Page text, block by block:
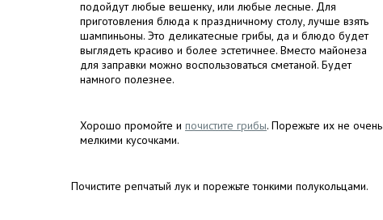
подойдут любые вешенку, или любые лесные. Для
приготовления блюда к праздничному столу, лучше взять
шампиньоны. Это деликатесные грибы, да и блюдо будет
выглядеть красиво и более эстетичнее. Вместо майонеза
для заправки можно воспользоваться сметаной. Будет
намного полезнее.
Хорошо промойте и почистите грибы. Порежьте их не очень
мелкими кусочками.
Почистите репчатый лук и порежьте тонкими полукольцами.